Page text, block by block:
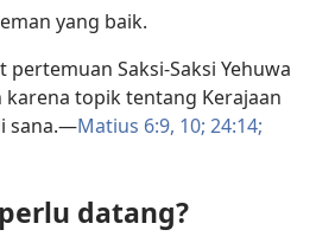
yang baik.
pertemuan Saksi-Saksi Yehuwa
karena topik tentang Kerajaan
sana.​—Matius 6:9, 10; 24:14;
datang?